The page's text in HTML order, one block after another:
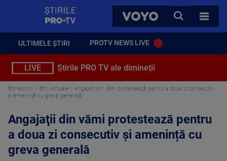
VOYO
CAUTA
TOATE
ULTIMELE ȘTIRI PROTV NEWS LIVE
LIVE Știrile PRO TV ale dimineții
Stirileprotv Știri Actuale
Angajaţii din vămi protestează pentru a doua zi consecutiv
și amenință cu greva generală
Angajaţii din vămi protestează pentru
a doua zi consecutiv și amenință cu
greva generală